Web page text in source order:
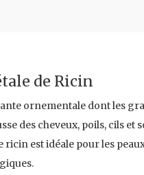
de Ricin
ornementale dont les
des cheveux, poils, cils
ricin est idéale pour les